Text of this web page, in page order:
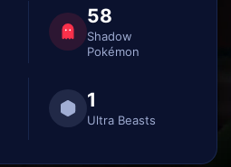
58
Shadow
Pokémon
1
Ultra Beasts